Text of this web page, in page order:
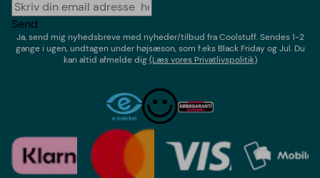
Send
Ja, send mig nyhedsbreve med nyheder/tilbud fraCoolstuff. Sendes 1-2
gange i ugen,undtagen under højsæson, som f.eks Black Friday og Jul. Du
kan altid afmelde dig(Læs vores Privatlivspolitik)